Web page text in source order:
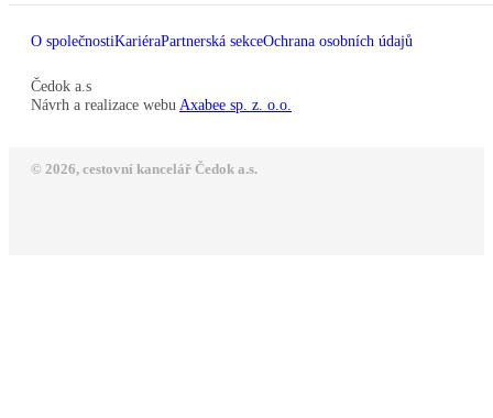
O společnostiKariéraPartnerská sekceOchrana osobních údajů
Čedok a.s
Návrh a realizace webu Axabee sp. z. o.o.
© 2026, cestovní kancelář Čedok a.s.